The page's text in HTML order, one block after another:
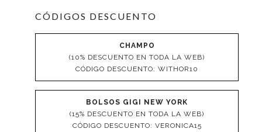
CÓDIGOS DESCUENTO
CHAMPO
(10% DESCUENTO EN TODA LA WEB)
CÓDIGO DESCUENTO: WITHOR10
BOLSOS GIGI NEW YORK
(15% DESCUENTO EN TODA LA WEB)
CÓDIGO DESCUENTO: VERONICA15